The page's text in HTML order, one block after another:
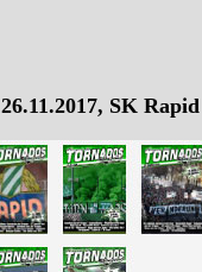
26.11.2017, SK